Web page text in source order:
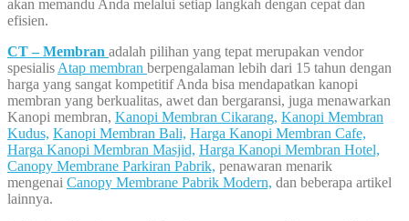
akan memandu Anda melalui setiap langkah dengan cepat dan
efisien.
CT – Membran adalah pilihan yang tepat merupakan vendor
spesialis Atap membran berpengalaman lebih dari 15 tahun dengan
harga yang sangat kompetitif Anda bisa mendapatkan kanopi
membran yang berkualitas, awet dan bergaransi, juga menawarkan
Kanopi membran, Kanopi Membran Cikarang, Kanopi Membran
Kudus, Kanopi Membran Bali, Harga Kanopi Membran Cafe,
Harga Kanopi Membran Masjid, Harga Kanopi Membran Hotel,
Canopy Membrane Parkiran Pabrik, penawaran menarik
mengenai Canopy Membrane Pabrik Modern, dan beberapa artikel
lainnya.